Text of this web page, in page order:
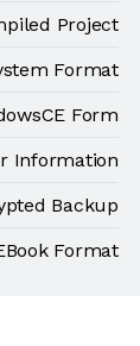
Project
Format
Form
Information
Backup
Format